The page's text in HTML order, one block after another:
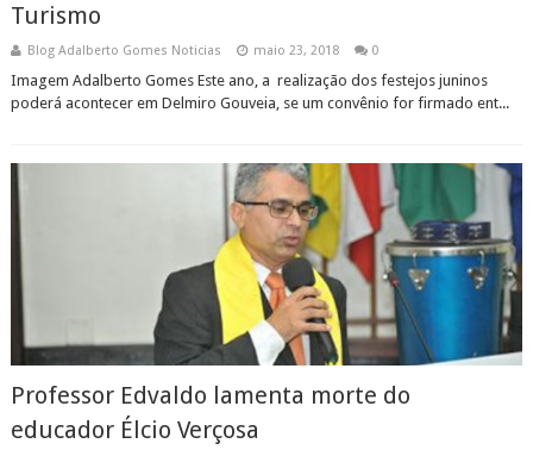
Turismo
Blog Adalberto Gomes Noticias maio 23, 2018 0
Imagem Adalberto Gomes Este ano, a realização dos festejos juninos
poderá acontecer em Delmiro Gouveia, se um convênio for firmado ent...
Professor Edvaldo lamenta morte do
educador Élcio Verçosa